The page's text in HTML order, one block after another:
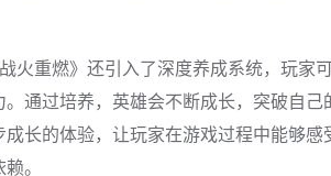
火重燃》还引入了深度养成系统，玩家
通过培养，英雄会不断成长，突破自
长的体验，让玩家在游戏过程中能够
。